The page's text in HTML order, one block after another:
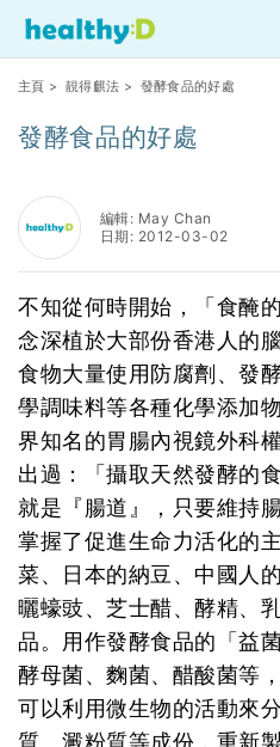
主頁 > 靚得麒法 > 發酵食品的好處
發酵食品的好處
編輯: May Chan
日期: 2012-03-02
不知從何時開始，「食醃
念深植於大部份香港人的
食物大量使用防腐劑、發
學調味料等各種化學添加
界知名的胃腸內視鏡外科
出過：「攝取天然發酵的
就是『腸道』，只要維持
掌握了促進生命力活化的
菜、日本的納豆、中國人
曬蠔豉、芝士醋、酵精、
品。用作發酵食品的「益
酵母菌、麴菌、醋酸菌等
可以利用微生物的活動來
質、澱粉質等成份，重新